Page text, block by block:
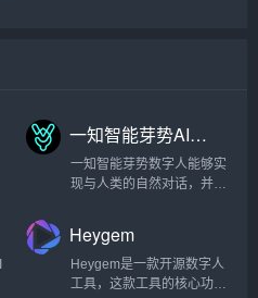
一知智能芽势AI数字人
一知智能芽势数字人能够实
现与人类的自然对话，并且
化形象和声音定制，轻松复
制 7x24 小时无人/半无人直
播间，实现直播场景品牌
Heygem
Heygem是一款开源数字人
工具，这款工具的核心功能